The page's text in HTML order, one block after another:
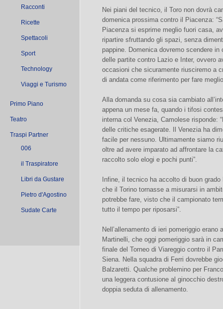
Racconti
Ricette
Spettacoli
Sport
Technology
Viaggi e Turismo
Primo Piano
Teatro
Traspi Partner
006
il Traspiratore
Libri da Gustare
Pietro d'Agostino
Sudate Carte
Nei piani del tecnico, il Toro non dovrà
domenica prossima contro il Piacenza:
Piacenza si esprime meglio fuori casa,
ripartire sfruttando gli spazi, senza
pappine. Domenica dovremo scendere
delle partite contro Lazio e Inter, ovvero
occasioni che sicuramente riusciremo a
di andata come riferimento per fare
Alla domanda su cosa sia cambiato
appena un mese fa, quando i tifosi
interna col Venezia, Camolese risponde:
delle critiche esagerate. Il Venezia ha
facile per nessuno. Ultimamente siamo
oltre ad avere imparato ad affrontare la
raccolto solo elogi e pochi punti”.
Infine, il tecnico ha accolto di buon
che il Torino tornasse a misurarsi in
potrebbe fare, visto che il campionato
tutto il tempo per riposarsi”.
Nell’allenamento di ieri pomeriggio
Martinelli, che oggi pomeriggio sarà in
finale del Torneo di Viareggio contro il
Siena. Nella squadra di Ferri dovrebbe
Balzaretti. Qualche problemino per
una leggera contusione al ginocchio
doppia seduta di allenamento.